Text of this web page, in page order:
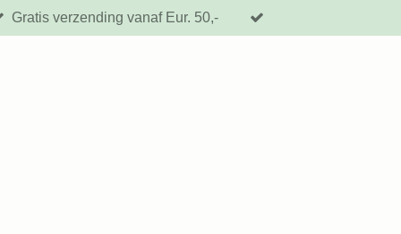
Gratis verzending vanaf Eur. 50,-